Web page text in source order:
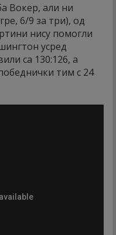
Вокер, али ни
6/9 за три), од
нису помогли
усред
са 130:126, а
тим с 24